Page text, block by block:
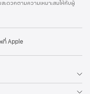
ะดวกตามความเหมาะสมให้กับผู้
ที่ Apple